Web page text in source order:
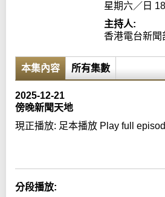
星期六／日
主持人:
香港電台新聞
本集內容 所有集數
2025-12-21
傍晚新聞天地
現正播放: 足本播放 Play full
分段播放: